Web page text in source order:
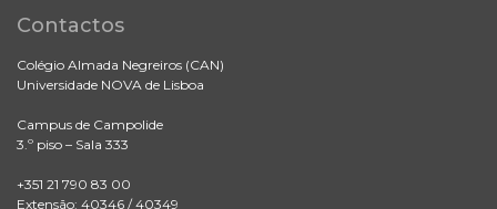
Contactos
Colégio Almada Negreiros (CAN)
Universidade NOVA de Lisboa
Campus de Campolide
3.º piso – Sala 333
+351 21 790 83 00
Extensão: 40346 / 40349